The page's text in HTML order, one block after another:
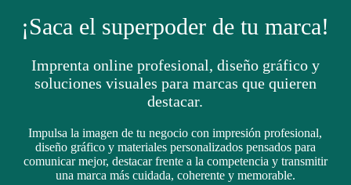
¡Saca el superpoder de tu marca!
Imprenta online profesional, diseño gráfico y
soluciones visuales para marcas que quieren
destacar.
Impulsa la imagen de tu negocio con impresión profesional,
diseño gráfico y materiales personalizados pensados para
comunicar mejor, destacar frente a la competencia y transmitir
una marca más cuidada, coherente y memorable.